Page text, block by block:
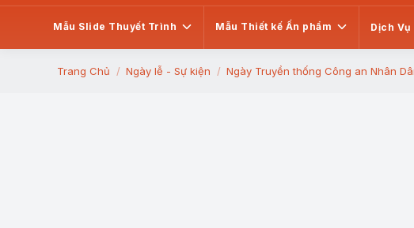
windowwindowwindowwindow
Mẫu Slide Thuyết Trình Mẫu Thiết kế Ấn phẩm Dịch Vụ
You are here:
Trang Chủ Ngày lễ - Sự kiện Ngày Truyền thống Công an Nhân